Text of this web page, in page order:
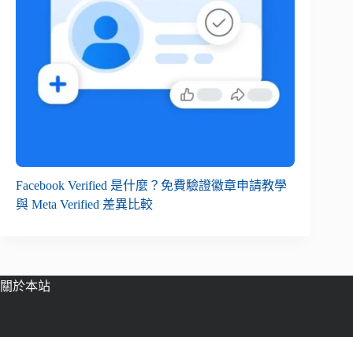
Facebook Verified 是什麼？免費驗證徽章申請教學
與 Meta Verified 差異比較
關於本站